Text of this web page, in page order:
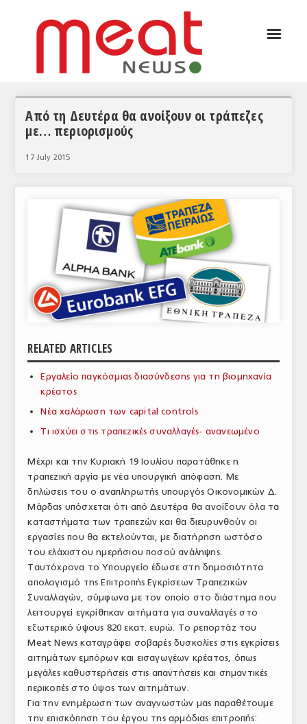
ΣΥΝΕΝΤΕΥΞΕΙΣ
ΘΕΜΑΤΑ
ΕΥΡΩΠΑΪΚΕΣ ΑΠΟΦΑΣΕΙΣ
ΘΕΜΑΤΑ
ΕΜΠΟΡΙΚΟΣ ΚΑΤΑΛΟΓΟΣ
ΠΑΡΑΓΩΓΗ & ΕΜΠΟΡΙΑ
ΣΦΑΓΕΙΑ
ΠΡΩΤΕΣ ΥΛΕΣ
ΕΞΟΠΛΙΣΜΟΣ
ΥΠΗΡΕΣΙΕΣ
ΕΜΠΟΡΙΚΟΙ ΑΝΤΙΠΡΟΣΩΠΟΙ
ΝΟΜΟΘΕΣΙΑ
ΕΛΛΗΝΙΚΗ ΝΟΜΟΘΕΣΙΑ
ΕΥΡΩΠΑΪΚΗ ΝΟΜΟΘΕΣΙΑ
ΤΟ ΠΕΡΙΟΔΙΚΟ
Profile
ΑΡΧΕΙΟ ΤΕΥΧΩΝ
ΣΥΝΕΔΡΙΟ ΚΡΕΑΤΟΣ
☰
Από τη Δευτέρα θα ανοίξουν οι τράπεζες
με… περιορισμούς
17 July 2015
RELATED ARTICLES
Εργαλείο παγκόσμιας διασύνδεσης για τη βιομηχανία
κρέατος
Νέα χαλάρωση των capital controls
Τι ισχύει στις τραπεζικές συναλλαγές- ανανεωμένο
Μέχρι και την Κυριακή 19 Ιουλίου παρατάθηκε η
τραπεζική αργία με νέα υπουργική απόφαση. Με
δηλώσεις του ο αναπληρωτής υπουργός Οικονομικών Δ.
Μάρδας υπόσχεται ότι από Δευτέρα θα ανοίξουν όλα τα
καταστήματα των τραπεζών και θα διευρυνθούν οι
εργασίες που θα εκτελούνται, με διατήρηση ωστόσο
του ελάχιστου ημερήσιου ποσού ανάληψης.
Ταυτόχρονα το Υπουργείο έδωσε στη δημοσιότητα
απολογισμό της Επιτροπής Εγκρίσεων Τραπεζικών
Συναλλαγών, σύμφωνα με τον οποίο στο διάστημα που
λειτουργεί εγκρίθηκαν αιτήματα για συναλλαγές στο
εξωτερικό ύψους 820 εκατ. ευρώ. Το ρεπορτάζ του
Meat News καταγράφει σοβαρές δυσκολίες στις εγκρίσεις
αιτημάτων εμπόρων και εισαγωγέων κρέατος, όπως
μεγάλες καθυστερήσεις στις απαντήσεις και σημαντικές
περικοπές στο ύψος των αιτημάτων.
Για την ενημέρωση των αναγνωστών μας παραθέτουμε
την επισκόπηση του έργου της αρμόδιας επιτροπής: